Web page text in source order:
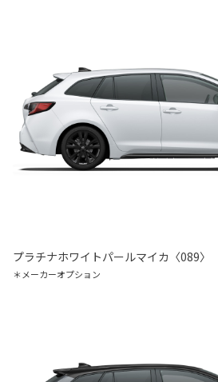
プラチナホワイトパールマイカ〈089〉
＊メーカーオプション